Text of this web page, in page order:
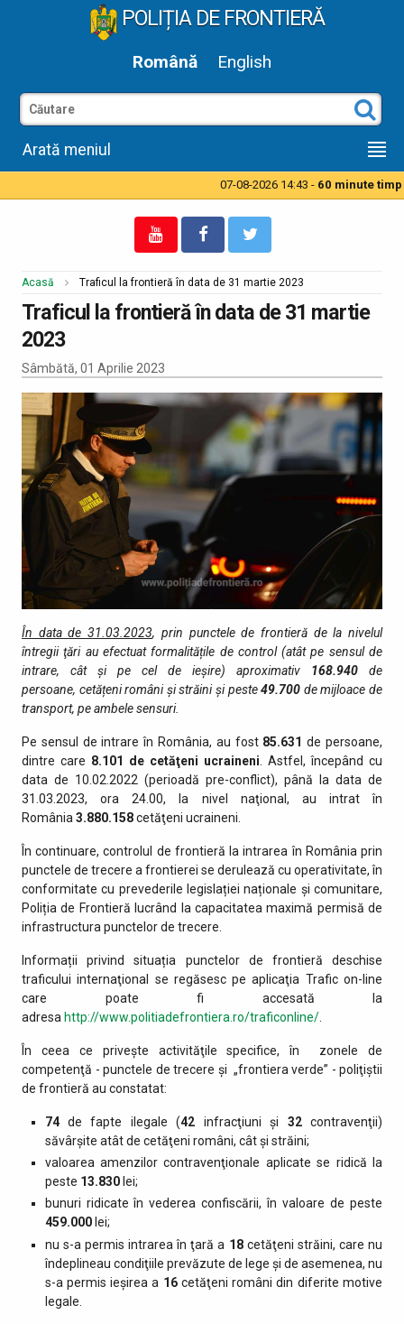
POLIȚIA DE FRONTIERĂ
Română English
Arată meniul
07-08-2026 14:43 - 60 minute timp
Acasă Traficul la frontieră în data de 31 martie 2023
Traficul la frontieră în data de 31 martie
2023
Sâmbătă, 01 Aprilie 2023
În data de 31.03.2023, prin punctele de fro­ntieră de la nivelul
întregii ţări au efectuat formalitățile de control (atât pe sensul de
intrare, cât şi pe cel de ieşire) aproximativ 168.940 de
persoane, cetățeni români și străini și peste49.700 de mijloace de
transport, pe ambele sensuri.
Pe sensul de intrare în România, au fost 85.631de persoane,
dintre care 8.101 de cetăţeni ucraineni . Astfel, începând cu
data de 10.02.2022 (perioadă pre-conflict), până la data de
31.03.2023, ora 24.00, la nivel naţional, au intrat în
România 3.880.158cetăţeni ucraineni.
În continuare, controlul de frontieră la intrarea în România prin
punctele de trecere a frontierei se derulează cu operativitate, în
conformitate cu prevederile legislației naționale și comunitare,
Poliția de Frontieră lucrând la capacitatea maximă permisă de
infrastructura punctelor de trecere.
Informații privind situația punctelor de frontieră deschise
traficului internaţional se regăsesc pe aplicaţia Trafic on-line
care poate fi accesată la
adresa http://www.politiadefrontiera.ro/traficonline/
În ceea ce priveşte activităţile specifice, în zonele de
competenţă - punctele de trecere şi „frontiera verde” - poliţiştii
de frontieră au constatat:
74de fapte ilegale (42 infracţiuni şi 32contravenţii)
săvârşite atât de cetăţeni români, cât şi străini;
valoarea amenzilor contravenţionale aplicate se ridică la
peste 13.830lei;
bunuri ridicate în vederea confiscării, în valoare de peste
459.000 lei;
nu s-a permis intrarea în ţară a 18 cetăţeni străini, care nu
îndeplineau condiţiile prevăzute de lege şi de asemenea, nu
s-a permis ieşirea a 16 cetăţeni români din diferite motive
legale.